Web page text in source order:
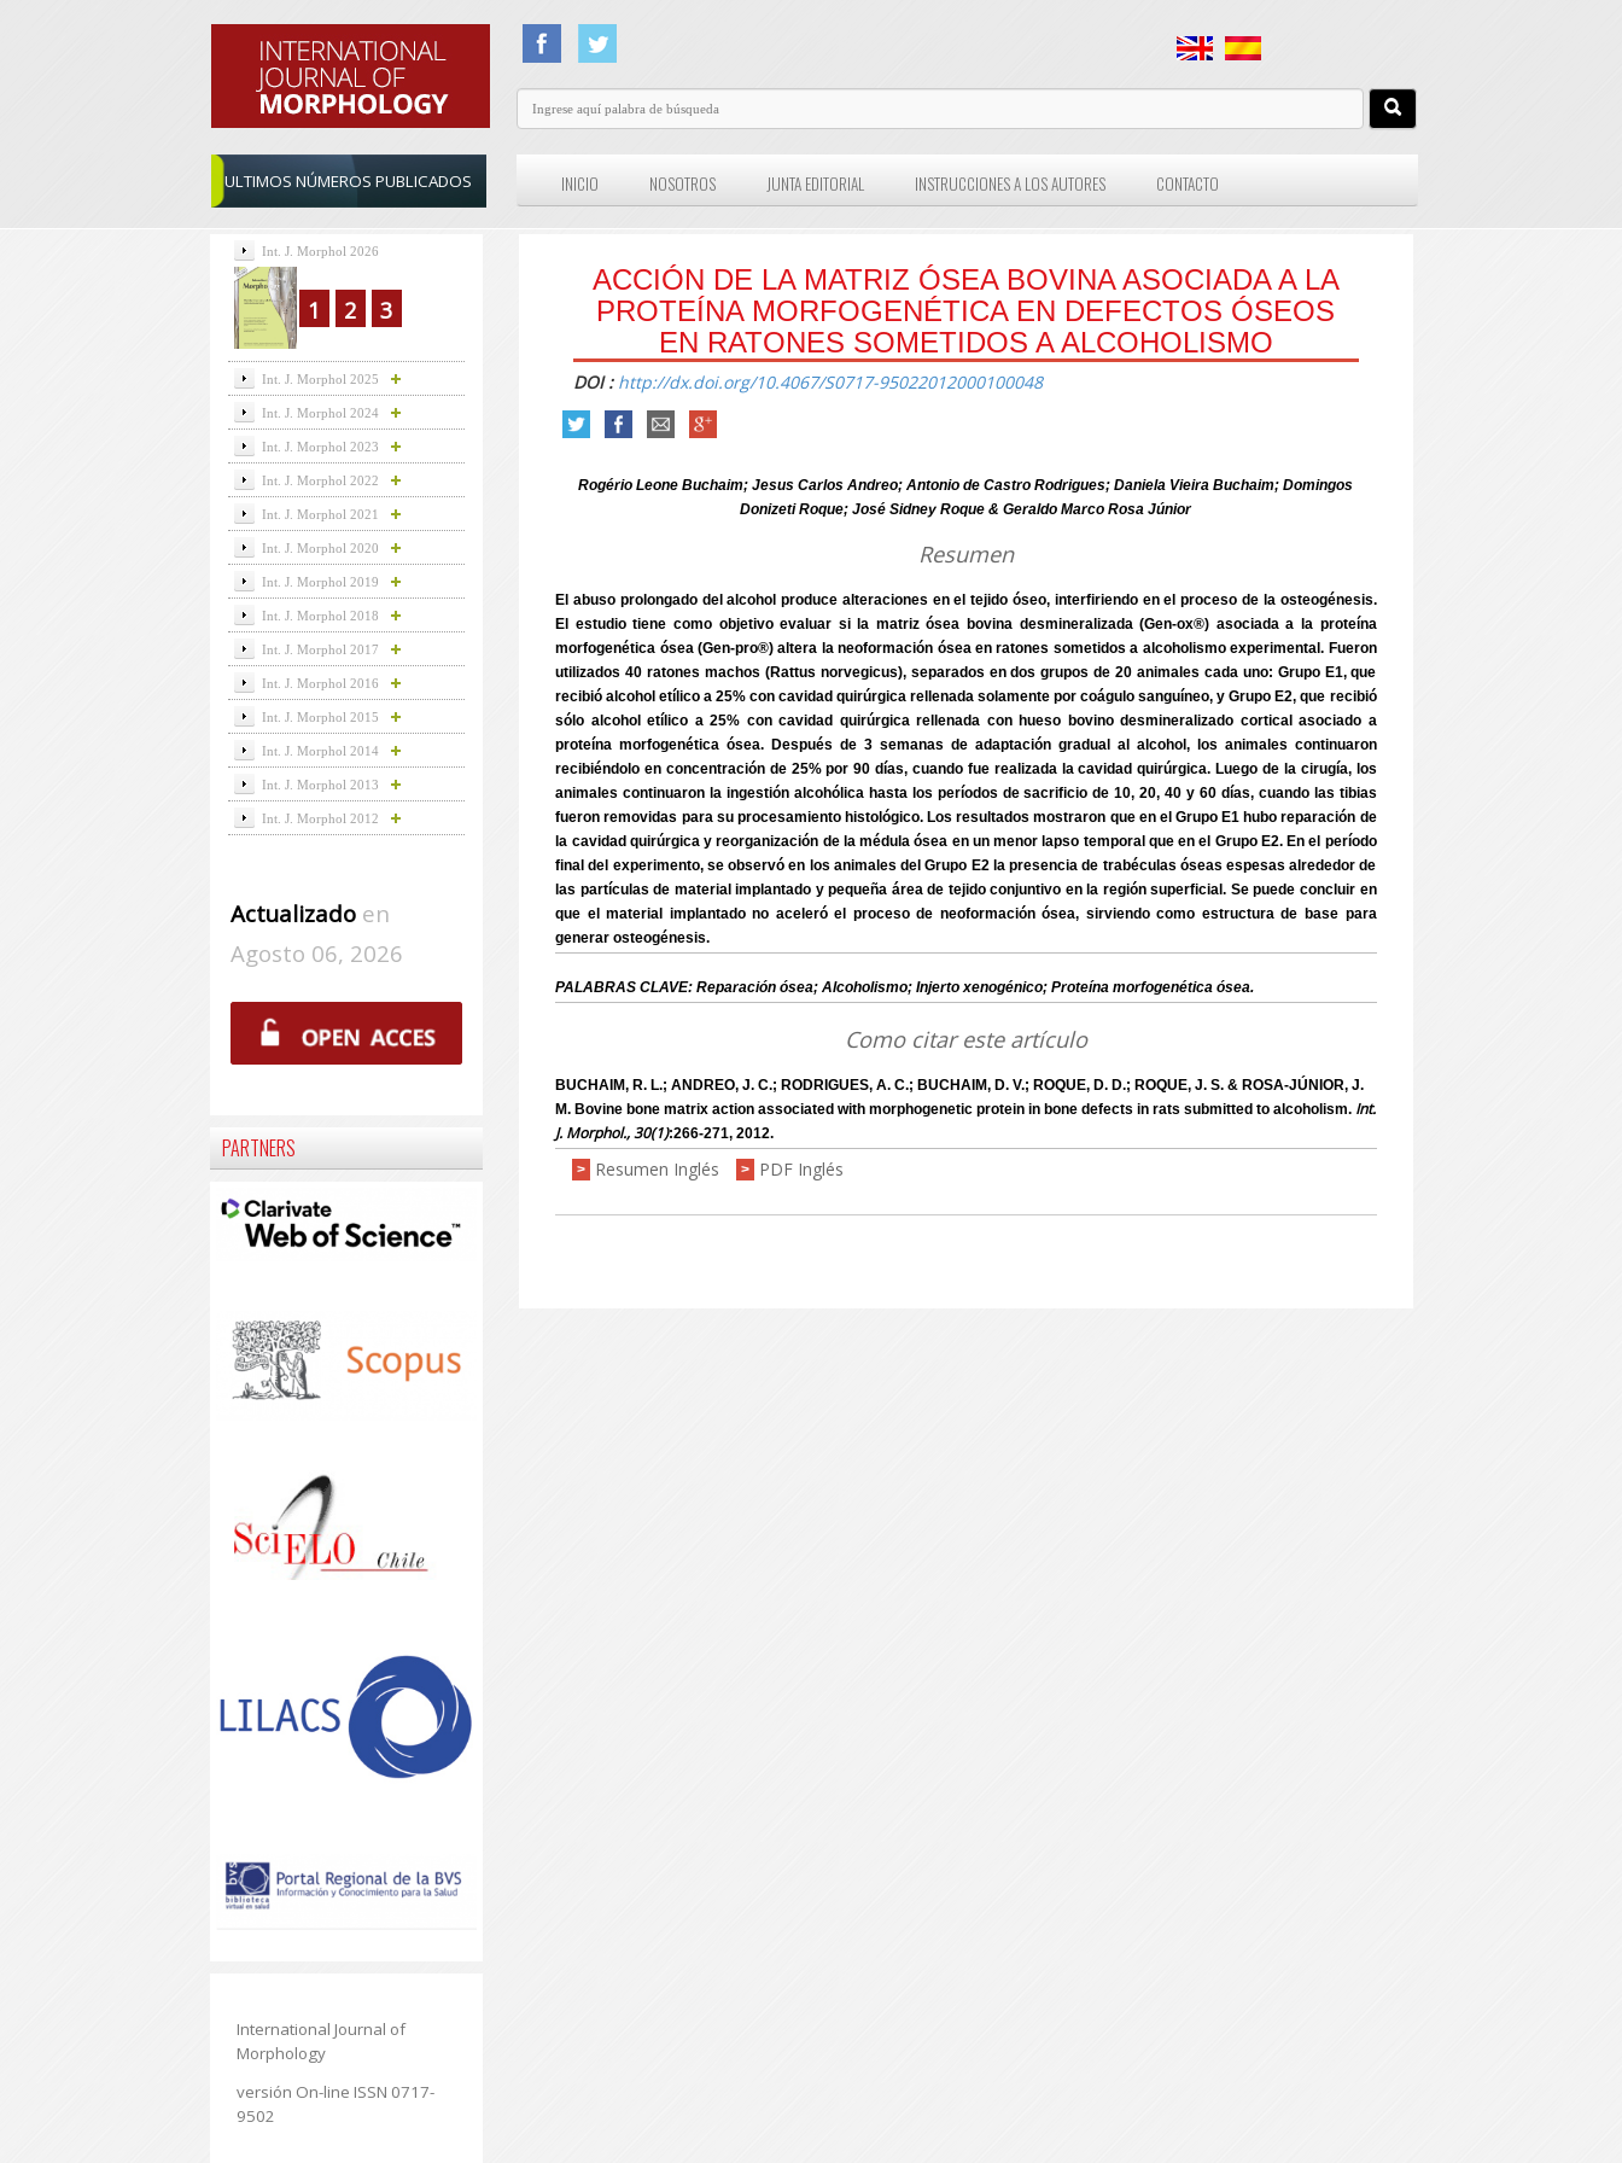
ULTIMOS NÚMEROS PUBLICADOS INICIO NOSOTROS JUNTA EDITORIAL INSTRUCCIONES A LOS AUTORES CONTACTO
ACCIÓN DE LA MATRIZ ÓSEA BOVINA ASOCIADA A LA
PROTEÍNA MORFOGENÉTICA EN DEFECTOS ÓSEOS
EN RATONES SOMETIDOS A ALCOHOLISMO
DOI : http://dx.doi.org/10.4067/S0717-95022012000100048
Rogério Leone Buchaim; Jesus Carlos Andreo; Antonio de Castro Rodrigues; Daniela Vieira Buchaim; Domingos
Donizeti Roque; José Sidney Roque & Geraldo Marco Rosa Júnior
Resumen
El abuso prolongado del alcohol produce alteraciones en el tejido óseo, interfiriendo en el proceso de la osteogénesis.
El estudio tiene como objetivo evaluar si la matriz ósea bovina desmineralizada (Gen-ox®) asociada a la proteína
morfogenética ósea (Gen-pro®) altera la neoformación ósea en ratones sometidos a alcoholismo experimental. Fueron
utilizados 40 ratones machos (Rattus norvegicus), separados en dos grupos de 20 animales cada uno: Grupo E1, que
recibió alcohol etílico a 25% con cavidad quirúrgica rellenada solamente por coágulo sanguíneo, y Grupo E2, que recibió
sólo alcohol etílico a 25% con cavidad quirúrgica rellenada con hueso bovino desmineralizado cortical asociado a
proteína morfogenética ósea. Después de 3 semanas de adaptación gradual al alcohol, los animales continuaron
recibiéndolo en concentración de 25% por 90 días, cuando fue realizada la cavidad quirúrgica. Luego de la cirugía, los
animales continuaron la ingestión alcohólica hasta los períodos de sacrificio de 10, 20, 40 y 60 días, cuando las tibias
fueron removidas para su procesamiento histológico. Los resultados mostraron que en el Grupo E1 hubo reparación de
la cavidad quirúrgica y reorganización de la médula ósea en un menor lapso temporal que en el Grupo E2. En el período
final del experimento, se observó en los animales del Grupo E2 la presencia de trabéculas óseas espesas alrededor de
las partículas de material implantado y pequeña área de tejido conjuntivo en la región superficial. Se puede concluir en
que el material implantado no aceleró el proceso de neoformación ósea, sirviendo como estructura de base para
generar osteogénesis.
PALABRAS CLAVE: Reparación ósea; Alcoholismo; Injerto xenogénico; Proteína morfogenética ósea.
Como citar este artículo
BUCHAIM, R. L.; ANDREO, J. C.; RODRIGUES, A. C.; BUCHAIM, D. V.; ROQUE, D. D.; ROQUE, J. S. & ROSA-JÚNIOR, J.
M. Bovine bone matrix action associated with morphogenetic protein in bone defects in rats submitted to alcoholism. Int.
J. Morphol., 30(1):266-271, 2012.
> Resumen Inglés > PDF Inglés
Int. J. Morphol 2026
1 2 3
Int. J. Morphol 2025
Int. J. Morphol 2024
Int. J. Morphol 2023
Int. J. Morphol 2022
Int. J. Morphol 2021
Int. J. Morphol 2020
Int. J. Morphol 2019
Int. J. Morphol 2018
Int. J. Morphol 2017
Int. J. Morphol 2016
Int. J. Morphol 2015
Int. J. Morphol 2014
Int. J. Morphol 2013
Int. J. Morphol 2012
Actualizadoen
Agosto 06, 2026
PARTNERS
International Journal of
Morphology
versión On-line ISSN 0717-
9502